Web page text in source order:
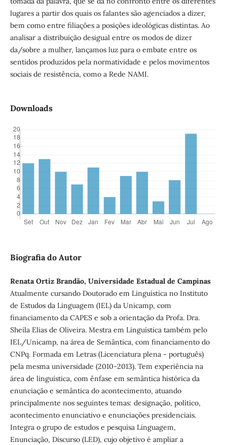
lugares a partir dos quais os falantes são agenciados a dizer,
bem como entre filiações a posições ideológicas distintas. Ao
analisar a distribuição desigual entre os modos de dizer
da/sobre a mulher, lançamos luz para o embate entre os
sentidos produzidos pela normatividade e pelos movimentos
sociais de resistência, como a Rede NAMI.
Downloads
Biografia do Autor
Renata Ortiz Brandão, Universidade Estadual de Campinas
Atualmente cursando Doutorado em Linguística no Instituto
de Estudos da Linguagem (IEL) da Unicamp, com
financiamento da CAPES e sob a orientação da Profa. Dra.
Sheila Elias de Oliveira. Mestra em Linguística também pelo
IEL/Unicamp, na área de Semântica, com financiamento do
CNPq. Formada em Letras (Licenciatura plena - português)
pela mesma universidade (2010-2013). Tem experiência na
área de linguística, com ênfase em semântica histórica da
enunciação e semântica do acontecimento, atuando
principalmente nos seguintes temas: designação, político,
acontecimento enunciativo e enunciações presidenciais.
Integra o grupo de estudos e pesquisa Linguagem,
Enunciação, Discurso (LED), cujo objetivo é ampliar a